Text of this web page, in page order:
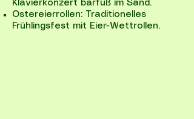
Klavierkonzert barfuß im Sand.
Ostereierrollen: Traditionelles
Frühlingsfest mit Eier-Wettrollen.